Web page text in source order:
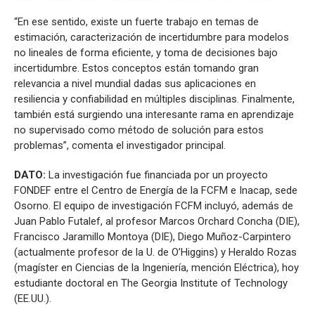
“En ese sentido, existe un fuerte trabajo en temas de
estimación, caracterización de incertidumbre para modelos
no lineales de forma eficiente, y toma de decisiones bajo
incertidumbre. Estos conceptos están tomando gran
relevancia a nivel mundial dadas sus aplicaciones en
resiliencia y confiabilidad en múltiples disciplinas. Finalmente,
también está surgiendo una interesante rama en aprendizaje
no supervisado como método de solución para estos
problemas”, comenta el investigador principal.
DATO: La investigación fue financiada por un proyecto
FONDEF entre el Centro de Energía de la FCFM e Inacap, sede
Osorno. El equipo de investigación FCFM incluyó, además de
Juan Pablo Futalef, al profesor Marcos Orchard Concha (DIE),
Francisco Jaramillo Montoya (DIE), Diego Muñoz-Carpintero
(actualmente profesor de la U. de O’Higgins) y Heraldo Rozas
(magíster en Ciencias de la Ingeniería, mención Eléctrica), hoy
estudiante doctoral en The Georgia Institute of Technology
(EE.UU.).